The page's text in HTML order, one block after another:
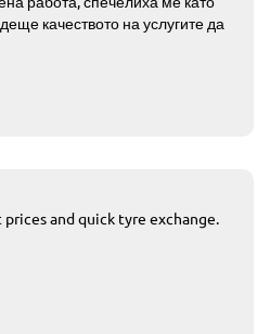
качеството на услугите да
and quick tyre exchange.